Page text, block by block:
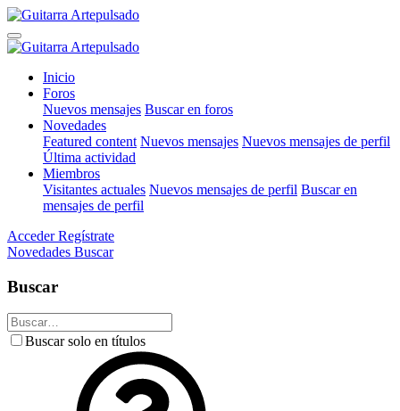
Inicio
Foros
Nuevos mensajes Buscar en foros
Novedades
Featured content Nuevos mensajes Nuevos mensajes de perfil
Última actividad
Miembros
Visitantes actuales Nuevos mensajes de perfil Buscar en
mensajes de perfil
Acceder Regístrate
Novedades Buscar
Buscar
Buscar solo en títulos